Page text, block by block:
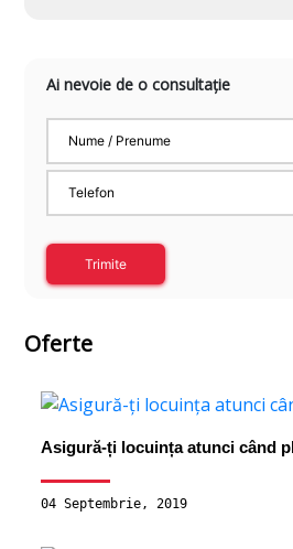
Ai nevoie de o consultație
Trimite
Oferte
Asigură-ți locuința atunci când
04 Septembrie, 2019